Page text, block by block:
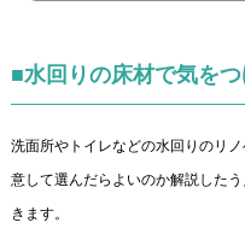
■水回りの床材で気を
洗面所やトイレなどの水回りのリ
意して選んだらよいのか解説した
きます。